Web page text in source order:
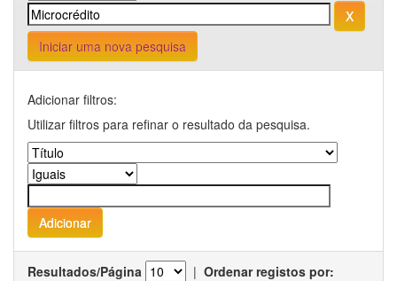
Iniciar uma nova pesquisa
Adicionar filtros:
Utilizar filtros para refinar o resultado da pesquisa.
Resultados/Página | Ordenar registos por: